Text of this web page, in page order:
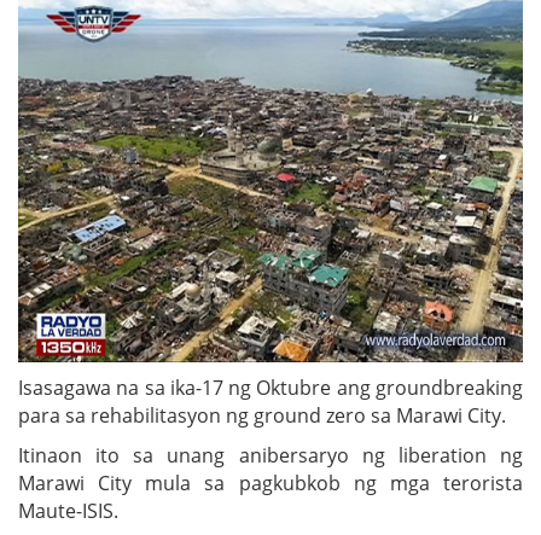
Isasagawa na sa ika-17 ng Oktubre ang groundbreaking
para sa rehabilitasyon ng ground zero sa Marawi City.
Itinaon ito sa unang anibersaryo ng liberation ng
Marawi City mula sa pagkubkob ng mga terorista
Maute-ISIS.